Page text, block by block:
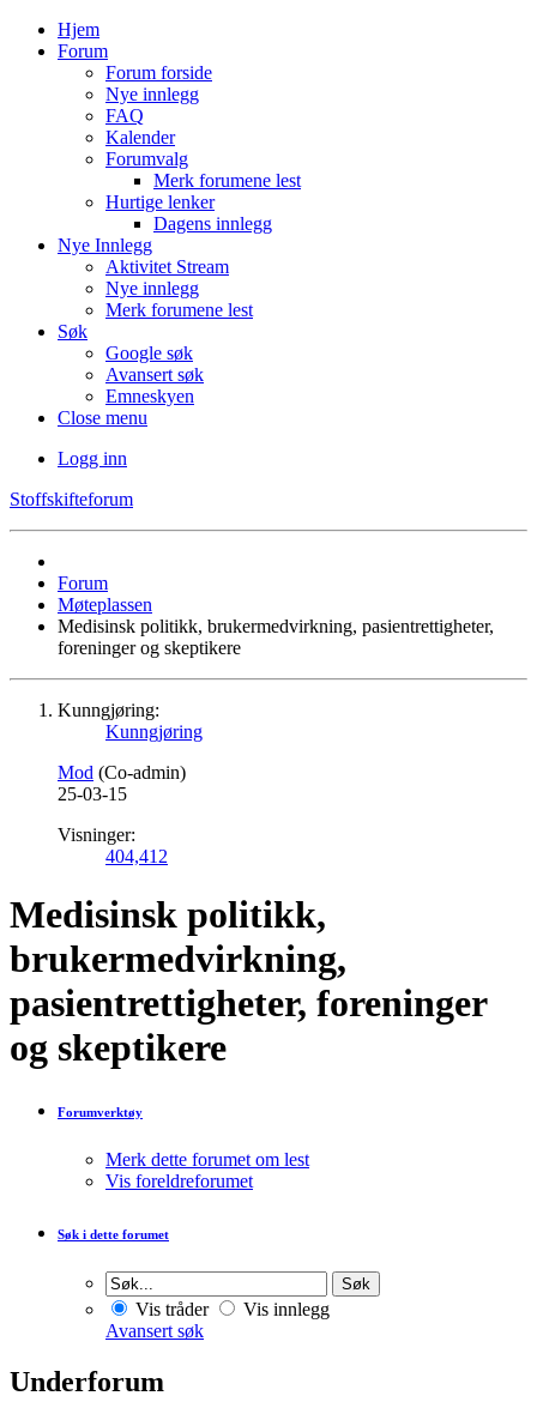
Hjem
Forum
Forum forside
Nye innlegg
FAQ
Kalender
Forumvalg
Merk forumene lest
Hurtige lenker
Dagens innlegg
Nye Innlegg
Aktivitet Stream
Nye innlegg
Merk forumene lest
Søk
Google søk
Avansert søk
Emneskyen
Close menu
Logg inn
Stoffskifteforum
Forum
Møteplassen
Medisinsk politikk, brukermedvirkning, pasientrettigheter,
foreninger og skeptikere
Kunngjøring:
Kunngjøring
Mod (Co-admin)
25-03-15
Visninger:
404,412
Medisinsk politikk,
brukermedvirkning,
pasientrettigheter, foreninger
og skeptikere
Forumverktøy
Merk dette forumet om lest
Vis foreldreforumet
Søk i dette forumet
Vis tråder
Vis innlegg
Avansert søk
Underforum